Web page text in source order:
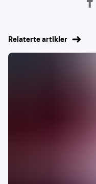
Relaterte artikler